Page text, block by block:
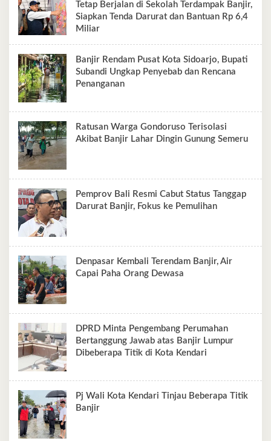
Tetap Berjalan di Sekolah Terdampak Banjir,
Siapkan Tenda Darurat dan Bantuan Rp 6,4
Miliar
Banjir Rendam Pusat Kota Sidoarjo, Bupati
Subandi Ungkap Penyebab dan Rencana
Penanganan
Ratusan Warga Gondoruso Terisolasi
Akibat Banjir Lahar Dingin Gunung Semeru
Pemprov Bali Resmi Cabut Status Tanggap
Darurat Banjir, Fokus ke Pemulihan
Denpasar Kembali Terendam Banjir, Air
Capai Paha Orang Dewasa
DPRD Minta Pengembang Perumahan
Bertanggung Jawab atas Banjir Lumpur
Dibeberapa Titik di Kota Kendari
Pj Wali Kota Kendari Tinjau Beberapa Titik
Banjir